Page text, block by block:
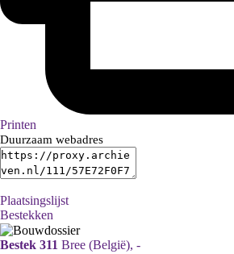
Printen
Duurzaam webadres
Plaatsingslijst
Bestekken
Bestek 311 Bree (België), -